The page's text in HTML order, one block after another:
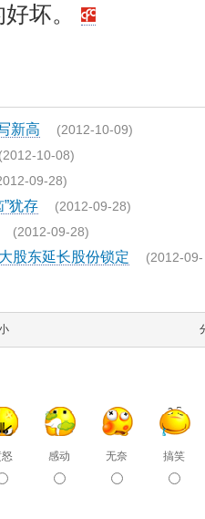
坏。
新高 (2012-10-09)
(2012-10-08)
09-28)
犹存 (2012-09-28)
(2012-09-28)
股东延长股份锁定 (2012-09-
感动 无奈 搞笑